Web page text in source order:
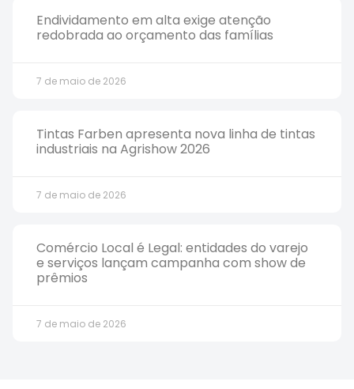
Endividamento em alta exige atenção
redobrada ao orçamento das famílias
7 de maio de 2026
Tintas Farben apresenta nova linha de tintas
industriais na Agrishow 2026
7 de maio de 2026
Comércio Local é Legal: entidades do varejo
e serviços lançam campanha com show de
prêmios
7 de maio de 2026